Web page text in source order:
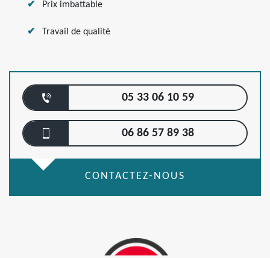
Prix imbattable
Travail de qualité
05 33 06 10 59
06 86 57 89 38
CONTACTEZ-NOUS